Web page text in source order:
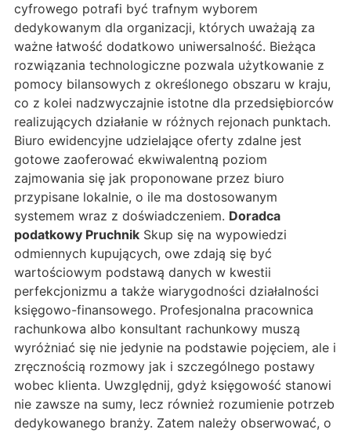
cyfrowego potrafi być trafnym wyborem
dedykowanym dla organizacji, których uważają za
ważne łatwość dodatkowo uniwersalność. Bieżąca
rozwiązania technologiczne pozwala użytkowanie z
pomocy bilansowych z określonego obszaru w kraju,
co z kolei nadzwyczajnie istotne dla przedsiębiorców
realizujących działanie w różnych rejonach punktach.
Biuro ewidencyjne udzielające oferty zdalne jest
gotowe zaoferować ekwiwalentną poziom
zajmowania się jak proponowane przez biuro
przypisane lokalnie, o ile ma dostosowanym
systemem wraz z doświadczeniem. Doradca
podatkowy Pruchnik Skup się na wypowiedzi
odmiennych kupujących, owe zdają się być
wartościowym podstawą danych w kwestii
perfekcjonizmu a także wiarygodności działalności
księgowo-finansowego. Profesjonalna pracownica
rachunkowa albo konsultant rachunkowy muszą
wyróżniać się nie jedynie na podstawie pojęciem, ale i
zręcznością rozmowy jak i szczególnego postawy
wobec klienta. Uwzględnij, gdyż księgowość stanowi
nie zawsze na sumy, lecz również rozumienie potrzeb
dedykowanego branży. Zatem należy obserwować, o